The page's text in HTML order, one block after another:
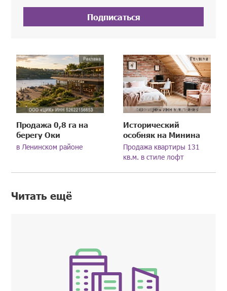
Подписаться
Продажа 0,8 га на
берегу Оки
в Ленинском районе
Исторический
особняк на Минина
Продажа квартиры 131
кв.м. в стиле лофт
Читать ещё